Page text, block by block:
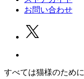
お問い合わせ
すべては猫様のために